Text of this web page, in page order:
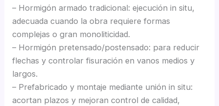
– Hormigón armado tradicional: ejecución in situ,
adecuada cuando la obra requiere formas
complejas o gran monoliticidad.
– Hormigón pretensado/postensado: para reducir
flechas y controlar fisuración en vanos medios y
largos.
– Prefabricado y montaje mediante unión in situ:
acortan plazos y mejoran control de calidad,